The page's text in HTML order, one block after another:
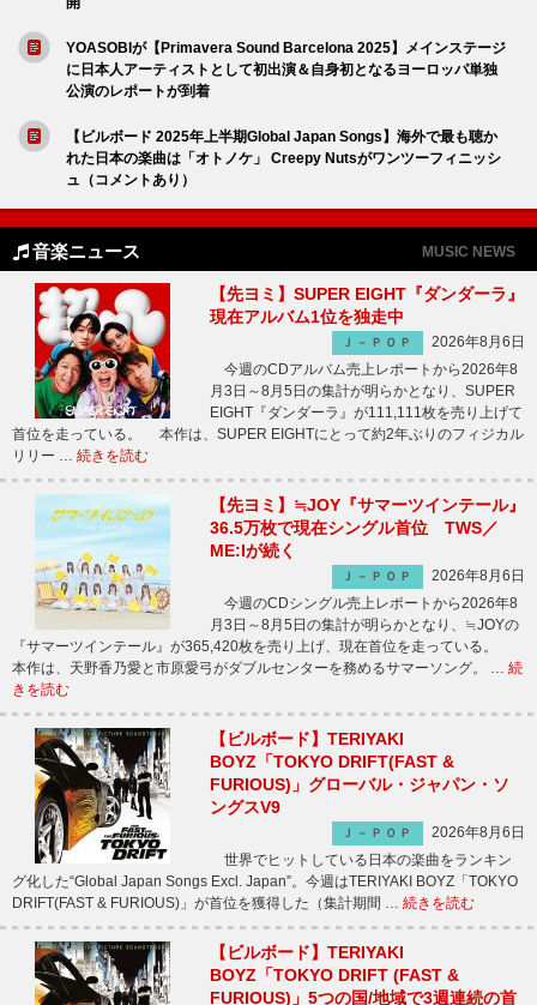
YOASOBIが【Primavera Sound Barcelona 2025】メインステージ
に日本人アーティストとして初出演＆自身初となるヨーロッパ単独
公演のレポートが到着
【ビルボード 2025年上半期Global Japan Songs】海外で最も聴か
れた日本の楽曲は「オトノケ」 Creepy Nutsがワンツーフィニッシ
ュ（コメントあり）
音楽ニュース MUSIC NEWS
【先ヨミ】SUPER EIGHT『ダンダーラ』
現在アルバム1位を独走中
Ｊ－ＰＯＰ
2026年8月6日
今週のCDアルバム売上レポートから2026年8
月3日～8月5日の集計が明らかとなり、SUPER
EIGHT『ダンダーラ』が111,111枚を売り上げて
首位を走っている。 本作は、SUPER EIGHTにとって約2年ぶりのフィジカル
リリー … 続きを読む
【先ヨミ】≒JOY『サマーツインテール』
36.5万枚で現在シングル首位 TWS／
ME:Iが続く
Ｊ－ＰＯＰ
2026年8月6日
今週のCDシングル売上レポートから2026年8
月3日～8月5日の集計が明らかとなり、≒JOYの
『サマーツインテール』が365,420枚を売り上げ、現在首位を走っている。
本作は、天野香乃愛と市原愛弓がダブルセンターを務めるサマーソング。 … 続
きを読む
【ビルボード】TERIYAKI
BOYZ「TOKYO DRIFT(FAST &
FURIOUS)」グローバル・ジャパン・ソ
ングスV9
Ｊ－ＰＯＰ
2026年8月6日
世界でヒットしている日本の楽曲をランキン
グ化した“Global Japan Songs Excl. Japan”。今週はTERIYAKI BOYZ「TOKYO
DRIFT(FAST & FURIOUS)」が首位を獲得した（集計期間 … 続きを読む
【ビルボード】TERIYAKI
BOYZ「TOKYO DRIFT (FAST &
FURIOUS)」5つの国/地域で3週連続の首